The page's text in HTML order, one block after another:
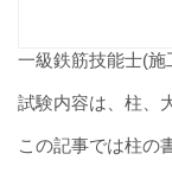
一級鉄筋技能士(施
試験内容は、柱、
この記事では柱の